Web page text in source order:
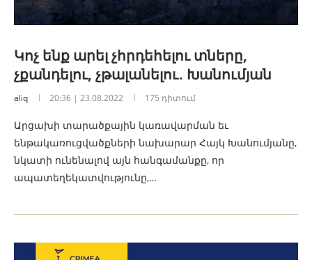
Կոչ ենք արել չհրդեհելու տները,
չքանդելու, չթալանելու․ Խանումյան
aliq 20:36 | 23.08.2022 175 դիտում
Արցախի տարածքային կառավարման եւ
ենթակառուցվածքների նախարար Հայկ Խանումյանը,
նկատի ունենալով այն հանգամանքը, որ
ապատեղեկատվությունը,…